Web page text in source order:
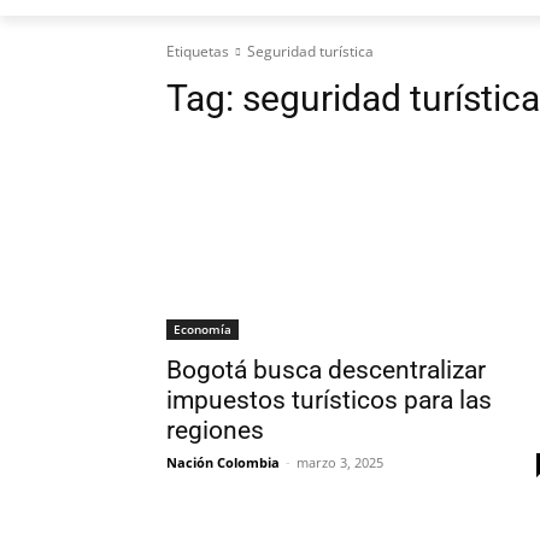
Etiquetas Seguridad turística
Tag: seguridad turística
Economía
Bogotá busca descentralizar
impuestos turísticos para las
regiones
Nación Colombia - marzo 3, 2025